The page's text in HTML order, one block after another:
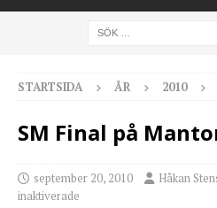
STARTSIDA ÅR 2010
SM Final på
september 20, 2010 Håkan
inaktiverade